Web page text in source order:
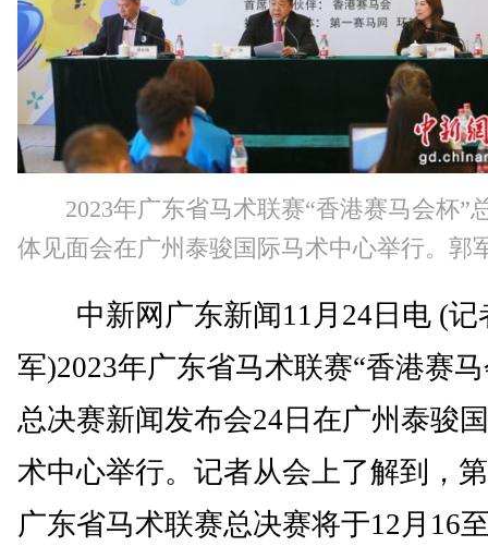
2023年广东省马术联赛“香港赛马会杯”
体见面会在广州泰骏国际马术中心举行。郭
中新网广东新闻11月24日电 (记
军)2023年广东省马术联赛“香港赛
总决赛新闻发布会24日在广州泰骏
术中心举行。记者从会上了解到，
广东省马术联赛总决赛将于12月16